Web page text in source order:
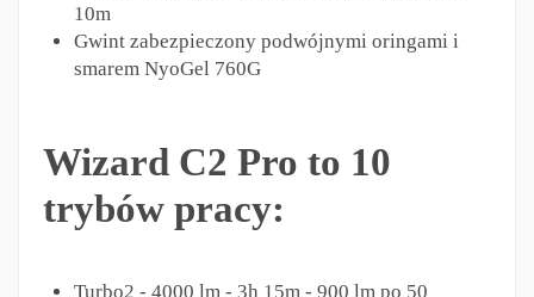
10m
Gwint zabezpieczony podwójnymi oringami i
smarem NyoGel 760G
Wizard C2 Pro to 10
trybów pracy:
Turbo2 - 4000 lm - 3h 15m - 900 lm po 50